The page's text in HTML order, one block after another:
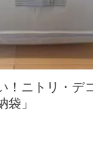
！ニトリ・デ
袋」